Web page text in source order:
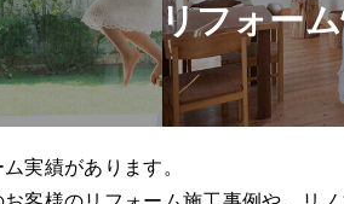
リフォー
実績があります。